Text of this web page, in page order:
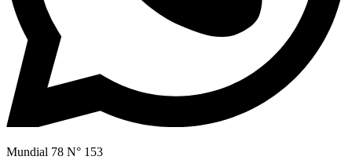
Mundial 78 N° 153